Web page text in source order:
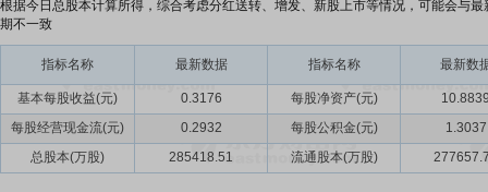
根据今日总股本计算所得，综合考虑分红送转、增发、新股上市等情况，可能会与最
期不一致
指标名称 最新数据 指标名称 最新数
基本每股收益(元) 0.3176 每股净资产(元)
每股经营现金流(元)
0.2932 每股公积金(元)
1.3037
总股本(万股)
285418.51 流通股本(万股)